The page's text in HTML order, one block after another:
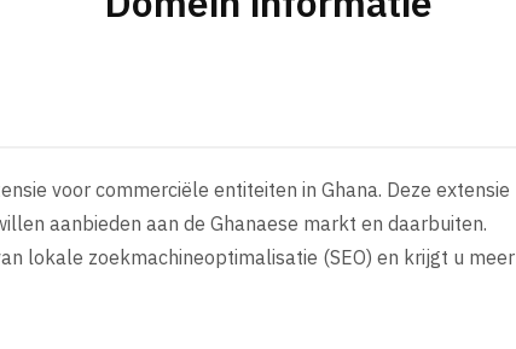
voor commerciële entiteiten in Ghana. Deze extensie
aanbieden aan de Ghanaese markt en daarbuiten.
lokale zoekmachineoptimalisatie (SEO) en krijgt u meer